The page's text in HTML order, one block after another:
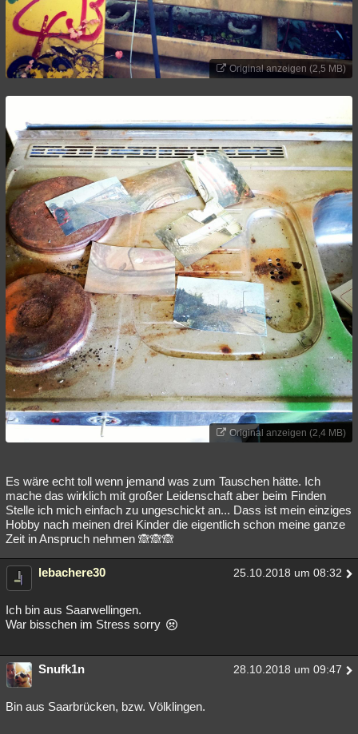
Original anzeigen (2,5 MB)
Original anzeigen (2,4 MB)
Es wäre echt toll wenn jemand was zum Tauschen hätte. Ich
mache das wirklich mit großer Leidenschaft aber beim Finden
Stelle ich mich einfach zu ungeschickt an... Dass ist mein einziges
Hobby nach meinen drei Kinder die eigentlich schon meine ganze
Zeit in Anspruch nehmen 🙈🙈🙈
lebachere30 25.10.2018 um 08:32
Ich bin aus Saarwellingen.
War bisschen im Stress sorry
Snufk1n 28.10.2018 um 09:47
Bin aus Saarbrücken, bzw. Völklingen.